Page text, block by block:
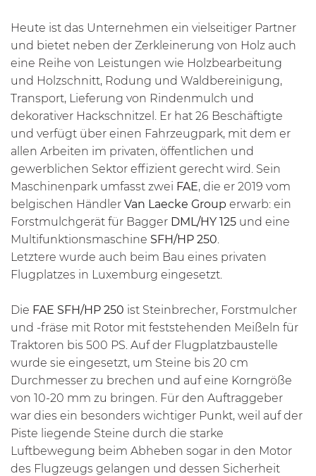
Heute ist das Unternehmen ein vielseitiger Partner
und bietet neben der Zerkleinerung von Holz auch
eine Reihe von Leistungen wie Holzbearbeitung
und Holzschnitt, Rodung und Waldbereinigung,
Transport, Lieferung von Rindenmulch und
dekorativer Hackschnitzel. Er hat 26 Beschäftigte
und verfügt über einen Fahrzeugpark, mit dem er
allen Arbeiten im privaten, öffentlichen und
gewerblichen Sektor effizient gerecht wird. Sein
Maschinenpark umfasst zwei FAE, die er 2019 vom
belgischen Händler Van Laecke Group erwarb: ein
Forstmulchgerät für Bagger DML/HY 125 und eine
Multifunktionsmaschine SFH/HP 250
Letztere wurde auch beim Bau eines privaten
Flugplatzes in Luxemburg eingesetzt.
Die FAE SFH/HP 250 ist Steinbrecher, Forstmulcher
und -fräse mit Rotor mit feststehenden Meißeln für
Traktoren bis 500 PS. Auf der Flugplatzbaustelle
wurde sie eingesetzt, um Steine bis 20 cm
Durchmesser zu brechen und auf eine Korngröße
von 10-20 mm zu bringen. Für den Auftraggeber
war dies ein besonders wichtiger Punkt, weil auf der
Piste liegende Steine durch die starke
Luftbewegung beim Abheben sogar in den Motor
des Flugzeugs gelangen und dessen Sicherheit